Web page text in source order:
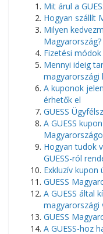
Mit árul a
Hogyan szállít
Milyen
Magyarország?
Fizetési módok
Mennyi ideig
magyarországi
A kuponok
érhetők el
GUESS
A GUESS
Hogyan tudok
GUESS-ról
Exkluzív
GUESS
A GUESS által
magyarországi
GUESS
A GUESS-hoz